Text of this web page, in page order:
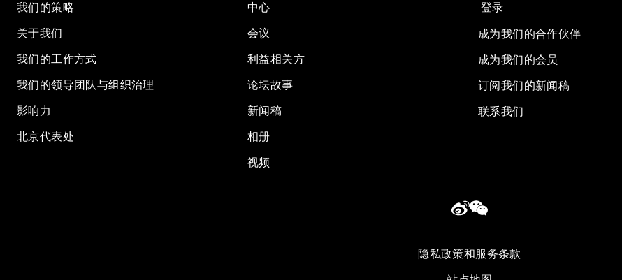
我们的策略
关于我们
我们的工作方式
我们的领导团队与组织治理
影响力
北京代表处
中心
会议
利益相关方
论坛故事
新闻稿
相册
视频
登录
成为我们的合作伙伴
成为我们的会员
订阅我们的新闻稿
联系我们
隐私政策和服务条款